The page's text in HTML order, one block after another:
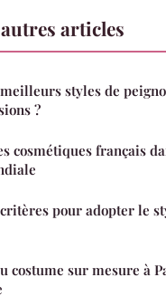
articles
styles de
?
cosmétiques français
pour adopter le
costume sur mesure à